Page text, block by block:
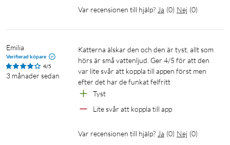
Var recensionen till hjälp? Ja (0) Nej (0)
Emilia
Verifierad köpare
4/5
3 månader sedan
Katterna älskar den och den är tyst, allt som
hörs är små vattenljud. Ger 4/5 för att den
var lite svår att koppla till appen först men
efter det har de funkat felfritt
Tyst
Lite svår att koppla till app
Var recensionen till hjälp? Ja (0) Nej (0)